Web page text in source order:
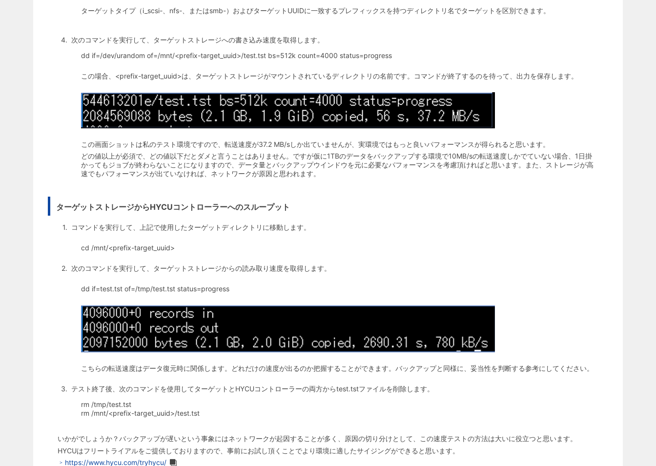
ターゲットタイプ（i_scsi-、nfs-、またはsmb-）およびターゲットUUIDに一致するプレフィックスを持つディレクトリ名でターゲットを区別できます。
次のコマンドを実行して、ターゲットストレージへの書き込み速度を取得します。
dd if=/dev/urandom of=/mnt/<prefix-target_uuid>/test.tst bs=512k count=4000 status=progress
この場合、<prefix-target_uuid>は、ターゲットストレージがマウントされているディレクトリの名前です。コマンドが終了するのを待って、出力を保存します。
この画面ショットは私のテスト環境ですので、転送速度が37.2 MB/sしか出ていませんが、実環境ではもっと良いパフォーマンスが得られると思います。
どの値以上が必須で、どの値以下だとダメと言うことはありません。ですが仮に1TBのデータをバックアップする環境で10MB/sの転送速度しかでていない場合、1日掛
かってもジョブが終わらないことになりますので、データ量とバックアップウインドウを元に必要なパフォーマンスを考慮頂ければと思います。また、ストレージが高
速でもパフォーマンスが出ていなければ、ネットワークが原因と思われます。
ターゲットストレージからHYCUコントローラーへのスループット
コマンドを実行して、上記で使用したターゲットディレクトリに移動します。
cd /mnt/<prefix-target_uuid>
次のコマンドを実行して、ターゲットストレージからの読み取り速度を取得します。
dd if=test.tst of=/tmp/test.tst status=progress
こちらの転送速度はデータ復元時に関係します。どれだけの速度が出るのか把握することができます。バックアップと同様に、妥当性を判断する参考にしてください。
テスト終了後、次のコマンドを使用してターゲットとHYCUコントローラーの両方からtest.tstファイルを削除します。
rm /tmp/test.tst
rm /mnt/<prefix-target_uuid>/test.tst
いかがでしょうか？バックアップが遅いという事象にはネットワークが起因することが多く、原因の切り分けとして、この速度テストの方法は大いに役立つと思います。
HYCUはフリートライアルをご提供しておりますので、事前にお試し頂くことでより環境に適したサイジングができると思います。
https://www.hycu.com/tryhycu/